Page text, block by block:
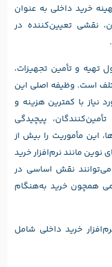
خرید داخلی به عنوان
نقشی تعیین‌کننده در
تهیه و تأمین تجهیزات،
است. وظیفه اصلی این
نیاز با کمترین هزینه و
پیچیدگی
این مأموریت را بیش از
نوین مانند نرم‌افزار خرید
می‌توانند نقش اساسی در
همچون خرید به‌هنگام
خرید داخلی شامل